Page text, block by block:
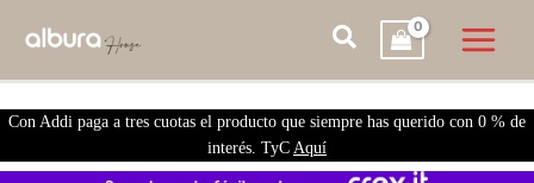
Con Addi paga a tres cuotas el producto que siempre has querido con 0 % de
interés. TyC Aquí